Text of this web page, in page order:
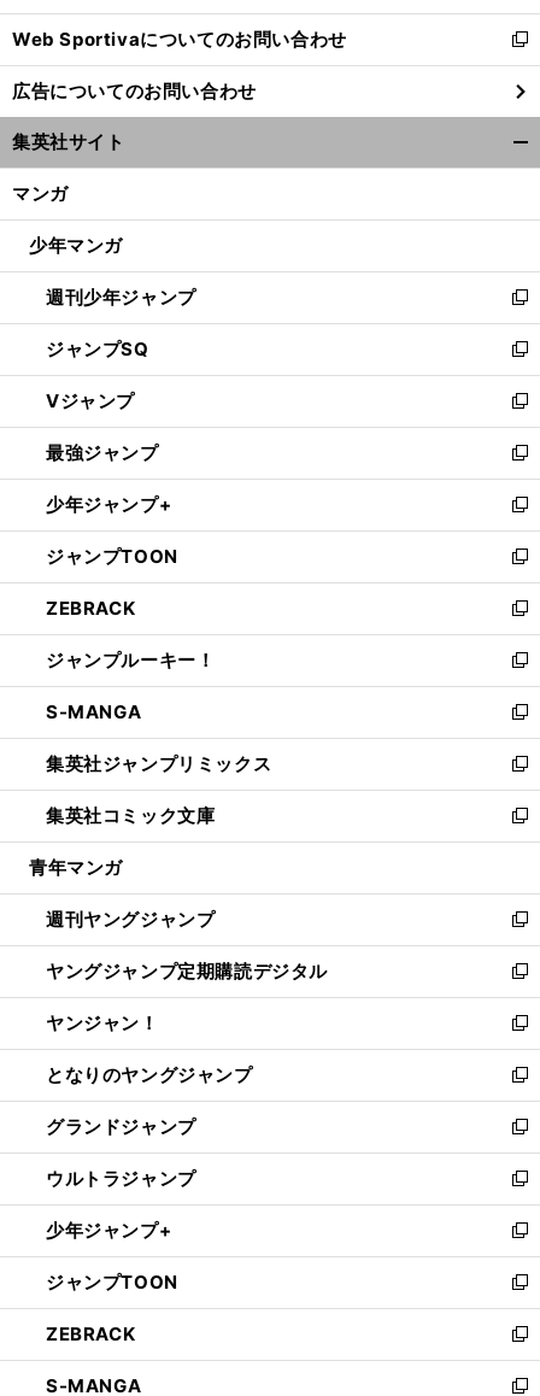
開
く
Web Sportivaについてのお問い合わせ
新
し
い
ウ
ィ
ン
ウ
開
く
広告についてのお問い合わせ
集英社サイト
マンガ
少年マンガ
週刊少年ジャンプ
新
し
い
ウ
ィ
ン
ド
ウ
で
開
く
ジャンプSQ
新
し
い
ウ
ィ
ン
ド
ウ
で
開
く
Vジャンプ
新
し
い
ウ
ィ
ン
ド
ウ
で
開
く
最強ジャンプ
新
し
い
ウ
ィ
ン
ド
ウ
で
開
く
少年ジャンプ+
新
し
い
ウ
ィ
ン
ド
ウ
で
開
く
ジャンプTOON
新
し
い
ウ
ィ
ン
ド
ウ
で
開
く
ZEBRACK
新
し
い
ウ
ィ
ン
ド
ウ
で
開
ジャンプルーキー！
新
し
い
ウ
ィ
ン
ド
ウ
開
く
S-MANGA
新
し
い
ウ
ィ
ン
ウ
で
開
く
集英社ジャンプリミックス
新
し
い
ウ
ン
ド
ウ
で
開
く
集英社コミック文庫
新
し
ウ
ィ
ン
ド
ウ
で
開
く
青年マンガ
週刊ヤングジャンプ
新
し
い
ウ
ィ
ン
ド
ウ
で
開
く
ヤングジャンプ定期購読デジタル
新
し
い
ウ
ィ
ン
ド
ウ
で
開
く
ヤンジャン！
新
し
い
ウ
ィ
ン
ド
ウ
で
開
く
となりのヤングジャンプ
新
し
い
ウ
ィ
ン
ド
ウ
で
開
く
グランドジャンプ
新
し
い
ウ
ィ
ン
ド
ウ
で
開
く
ウルトラジャンプ
新
し
い
ウ
ィ
ン
ド
ウ
で
少年ジャンプ+
新
し
い
ウ
ィ
ン
ド
ジャンプTOON
新
し
い
ウ
ィ
ZEBRACK
新
し
い
S-MANGA 新